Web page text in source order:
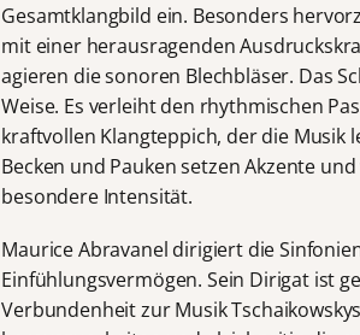
Gesamtklangbild ein. Besonders
mit einer herausragenden
agieren die sonoren Blechbläser. Das
Weise. Es verleiht den rhythmischen
kraftvollen Klangteppich, der die Musik
Becken und Pauken setzen Akzente
besondere Intensität.
Maurice Abravanel dirigiert die
Einfühlungsvermögen. Sein Dirigat ist
Verbundenheit zur Musik